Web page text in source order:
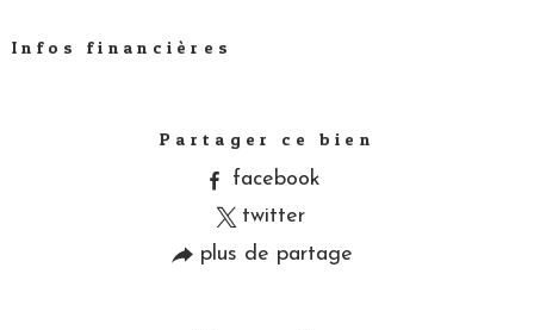
Infos financières
Partager ce bien
facebook
twitter
plus de partage